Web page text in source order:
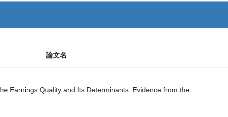
論文名
Earnings Quality and Its Determinants: Evidence from the